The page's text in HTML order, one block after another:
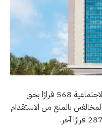
أصدرت وزارة الموارد البشرية والتنمية الاجتماعية 568 قرارًا بحق
المخالفين بالمنع من الاستقدام